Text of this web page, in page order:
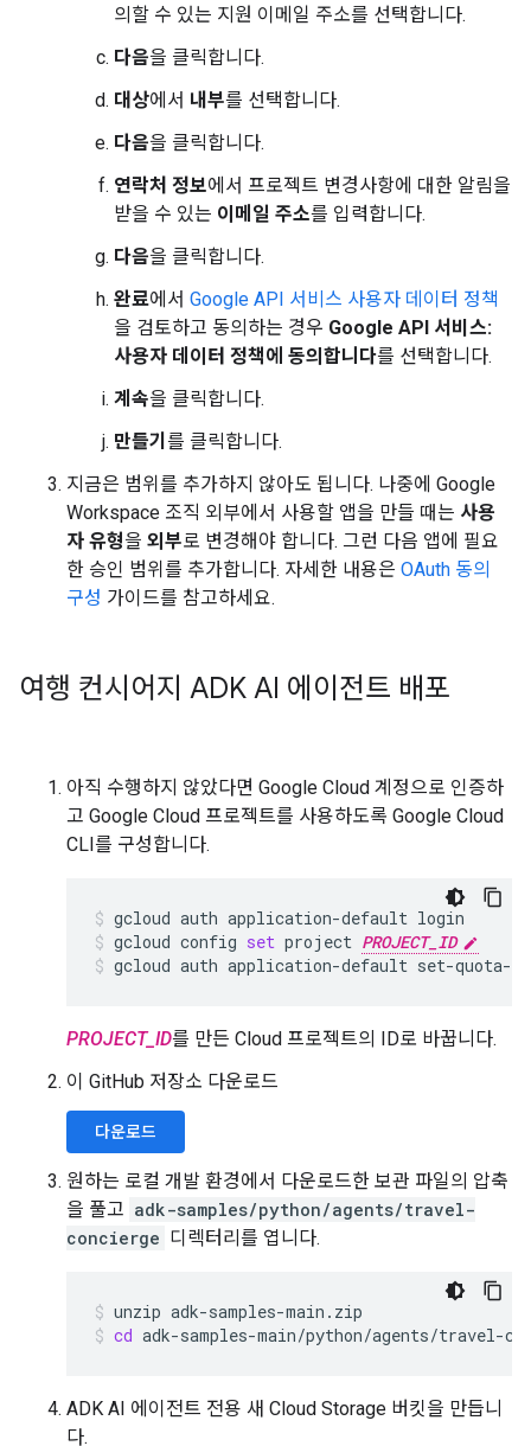
의할 수 있는 지원 이메일 주소를 선택합니다.
다음을 클릭합니다.
대상에서 내부를 선택합니다.
다음을 클릭합니다.
연락처 정보에서 프로젝트 변경사항에 대한 알림을
받을 수 있는 이메일 주소를 입력합니다.
다음을 클릭합니다.
완료에서 Google API 서비스 사용자 데이터 정책
을 검토하고 동의하는 경우 Google API 서비스:
사용자 데이터 정책에 동의합니다를 선택합니다.
계속을 클릭합니다.
만들기 를 클릭합니다.
지금은 범위를 추가하지 않아도 됩니다. 나중에 Google
Workspace 조직 외부에서 사용할 앱을 만들 때는 사용
자 유형을 외부로 변경해야 합니다. 그런 다음 앱에 필요
한 승인 범위를 추가합니다. 자세한 내용은 OAuth 동의
구성 가이드를 참고하세요.
여행 컨시어지 ADK AI 에이전트 배포
아직 수행하지 않았다면 Google Cloud 계정으로 인증하
고 Google Cloud 프로젝트를 사용하도록 Google Cloud
CLI를 구성합니다.
gcloud auth application-default login
gcloud config set project PROJECT_ID
gcloud auth application-default set-quota-
PROJECT_ID를 만든 Cloud 프로젝트의 ID로 바꿉니다.
이 GitHub 저장소 다운로드
다운로드
원하는 로컬 개발 환경에서 다운로드한 보관 파일의 압축
을 풀고 adk-samples/python/agents/travel-
concierge 디렉터리를 엽니다.
unzip adk-samples-main.zip
cd adk-samples-main/python/agents/travel-
ADK AI 에이전트 전용 새 Cloud Storage 버킷을 만듭니
다.